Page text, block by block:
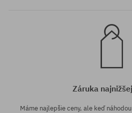
Záruka
Máme najlepšie ceny, ale keď